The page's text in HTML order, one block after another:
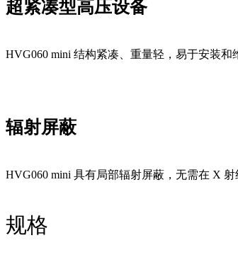
超紧凑型高压设备
HVG060 mini 结构紧凑、重量轻，易于安装
辐射屏蔽
HVG060 mini 具有局部辐射屏蔽，无需在 X
规格